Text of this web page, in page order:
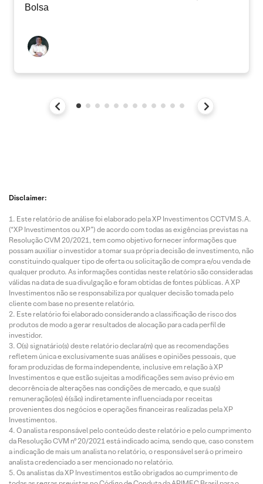
Bolsa
Disclaimer:
Este relatório de análise foi elaborado pela XP Investimentos CCTVM S.A.
(“XP Investimentos ou XP”) de acordo com todas as exigências previstas na
Resolução CVM 20/2021, tem como objetivo fornecer informações que
possam auxiliar o investidor a tomar sua própria decisão de investimento, não
constituindo qualquer tipo de oferta ou solicitação de compra e/ou venda de
qualquer produto. As informações contidas neste relatório são consideradas
válidas na data de sua divulgação e foram obtidas de fontes públicas. A XP
Investimentos não se responsabiliza por qualquer decisão tomada pelo
cliente com base no presente relatório.
Este relatório foi elaborado considerando a classificação de risco dos
produtos de modo a gerar resultados de alocação para cada perfil de
investidor.
O(s) signatário(s) deste relatório declara(m) que as recomendações
refletem única e exclusivamente suas análises e opiniões pessoais, que
foram produzidas de forma independente, inclusive em relação à XP
Investimentos e que estão sujeitas a modificações sem aviso prévio em
decorrência de alterações nas condições de mercado, e que sua(s)
remuneração(es) é(são) indiretamente influenciada por receitas
provenientes dos negócios e operações financeiras realizadas pela XP
Investimentos.
O analista responsável pelo conteúdo deste relatório e pelo cumprimento
da Resolução CVM nº 20/2021 está indicado acima, sendo que, caso constem
a indicação de mais um analista no relatório, o responsável será o primeiro
analista credenciado a ser mencionado no relatório.
Os analistas da XP Investimentos estão obrigados ao cumprimento de